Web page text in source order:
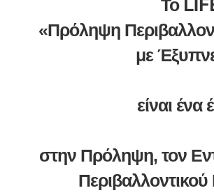
Το
«Πρόληψη
με
είναι ένα
στην Πρόληψη, τον